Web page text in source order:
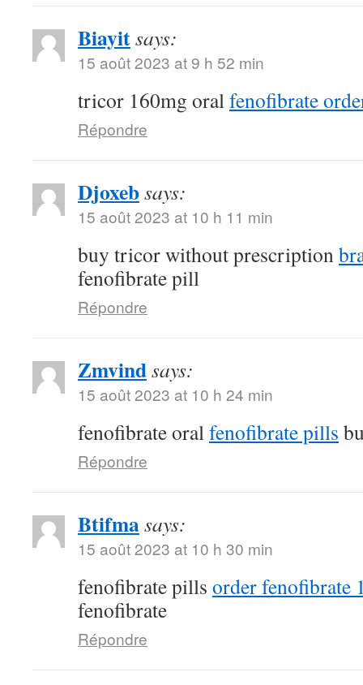
Biayitsays:
15 août 2023 at 9 h 52 min
tricor 160mg oralfenofibrate
Répondre
Djoxebsays:
15 août 2023 at 10 h 11 min
buy tricor without prescription
fenofibrate pill
Répondre
Zmvindsays:
15 août 2023 at 10 h 24 min
fenofibrate oralfenofibrate pills
Répondre
Btifmasays:
15 août 2023 at 10 h 30 min
fenofibrate pills order fenofibrate
fenofibrate
Répondre